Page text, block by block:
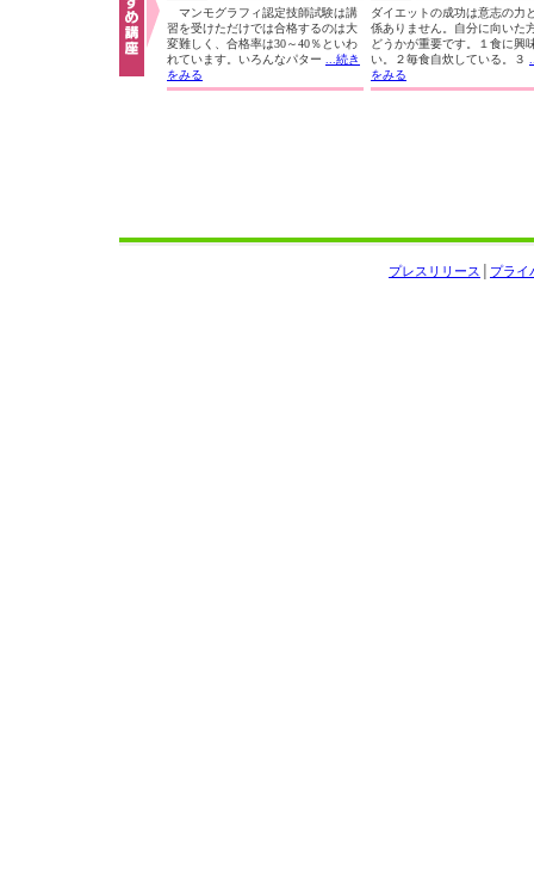
マンモグラフィ認定技師試験は講
習を受けただけでは合格するのは大
変難しく、合格率は30～40％といわ
れています。いろんなパター
...続き
をみる
ダイエットの成功は意志の力
係ありません。自分に向いた
どうかが重要です。１食に興
い。２毎食自炊している。３
をみる
プライ
プレスリリース